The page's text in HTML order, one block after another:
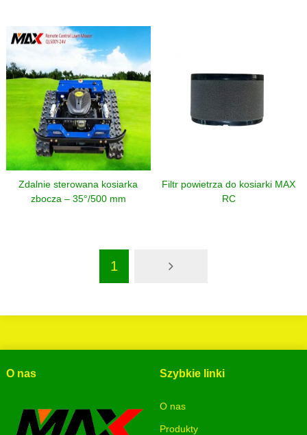
Zdalnie sterowana kosiarka
zbocza – 35°/500 mm
Filtr powietrza do kosiarki MAX
RC
1
O nas Szybkie linki
O nas
Produkty